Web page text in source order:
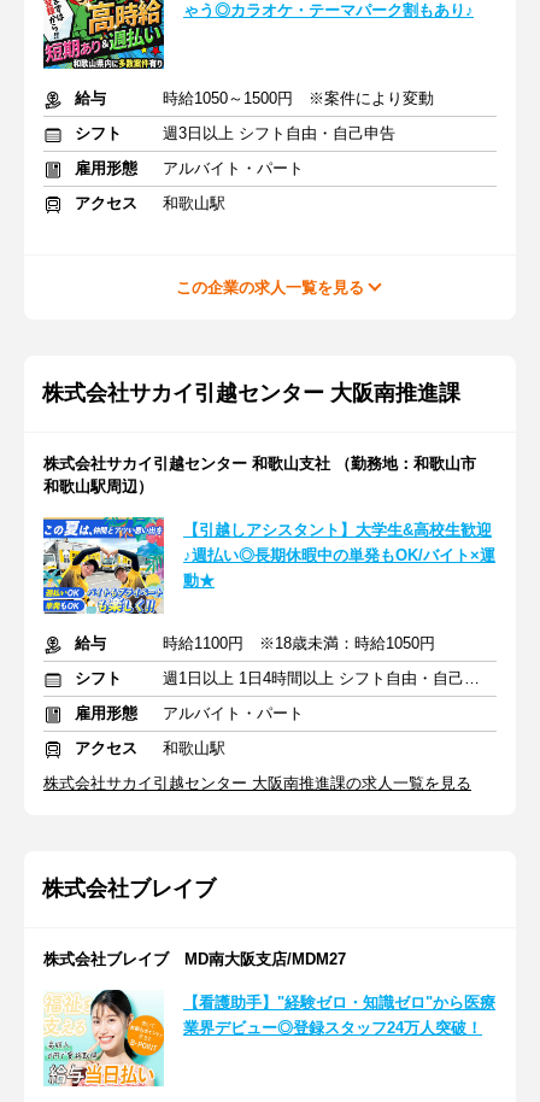
ゃう◎カラオケ・テーマパーク割もあり♪
給与
時給1050～1500円 ※案件により変動
シフト
週3日以上 シフト自由・自己申告
雇用形態
アルバイト・パート
アクセス
和歌山駅
この企業の求人一覧を見る
株式会社サカイ引越センター 大阪南推進課
株式会社サカイ引越センター 和歌山支社 （勤務地：和歌山市
和歌山駅周辺）
【引越しアシスタント】大学生&高校生歓迎
♪週払い◎長期休暇中の単発もOK/バイト×運
動★
給与
時給1100円 ※18歳未満：時給1050円
シフト
週1日以上 1日4時間以上 シフト自由・自己申告
雇用形態
アルバイト・パート
アクセス
和歌山駅
株式会社サカイ引越センター 大阪南推進課の求人一覧を見る
株式会社ブレイブ
株式会社ブレイブ MD南大阪支店/MDM27
【看護助手】"経験ゼロ・知識ゼロ"から医療
業界デビュー◎登録スタッフ24万人突破！